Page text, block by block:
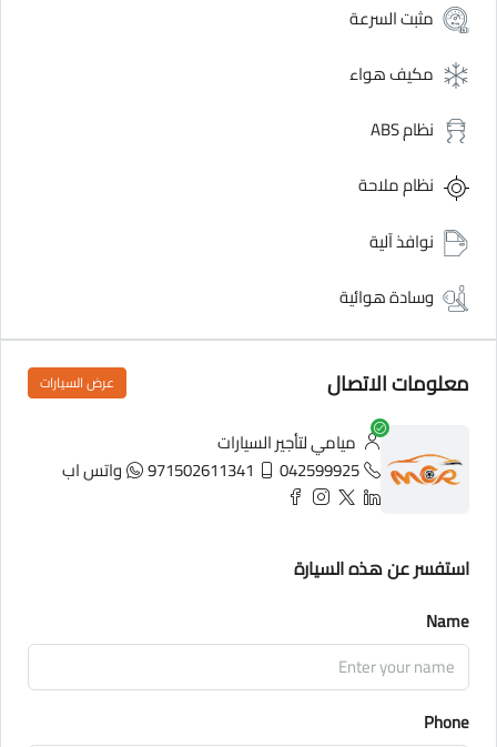
مثبت السرعة
مكيف هواء
نظام ABS
نظام ملاحة
نوافذ آلية
وسادة هوائية
معلومات الاتصال عرض السيارات
ميامي لتأجير السيارات
042599925
971502611341 واتس اب
استفسر عن هذه السيارة
Name
Phone